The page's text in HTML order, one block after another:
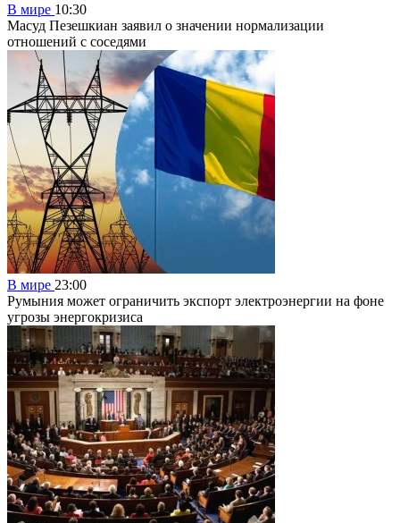
В мире 10:30
Масуд Пезешкиан заявил о значении нормализации
отношений с соседями
В мире 23:00
Румыния может ограничить экспорт электроэнергии на фоне
угрозы энергокризиса